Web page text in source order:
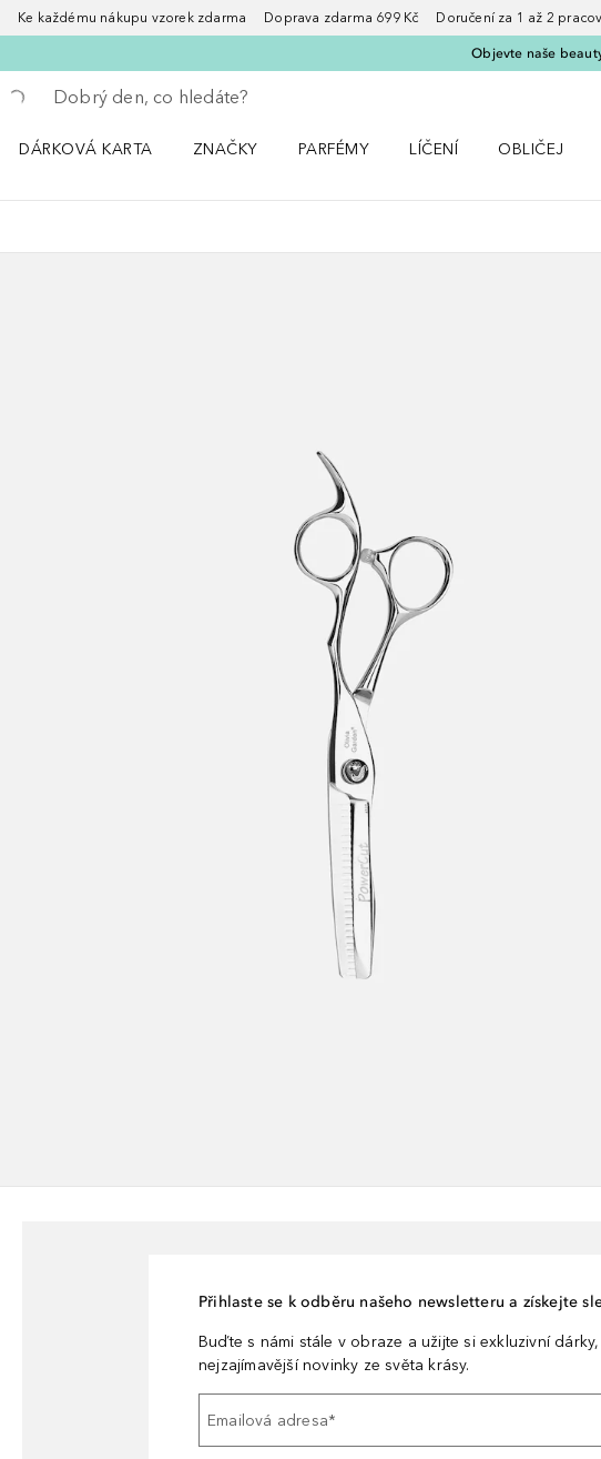
Ke každému nákupu vzorek zdarma Doprava zdarma 699 Kč Doručení za 1 až 2
Objevte naše
Vraťte se
Proveďte vyhledávání
DÁRKOVÁ KARTA
ZNAČKY
PARFÉMY
LÍČENÍ
OBLIČEJ
Přihlaste se k odběru našeho newsletteru a získejte
Buďte s námi stále v obraze a užijte si exkluzivní
nejzajímavější novinky ze světa krásy.
Emailová adresa*